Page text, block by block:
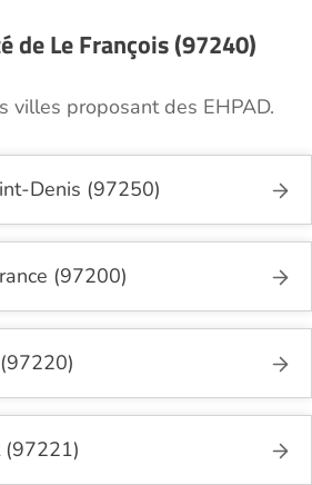
de Le François (97240)
villes proposant des EHPAD.
Denis (97250)
(97200)
(97221)